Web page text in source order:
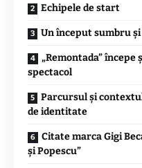
Echipele
Un început sumbru
„Remontada”
spectacol
Parcursul și
de identitate
Citate marca Gigi
și Popescu”